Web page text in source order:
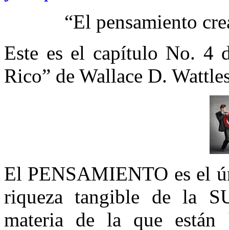
“El pensamiento
Este es el capítulo No. 4
Rico” de Wallace D.
El PENSAMIENTO es el
riqueza tangible de la
materia de la que están